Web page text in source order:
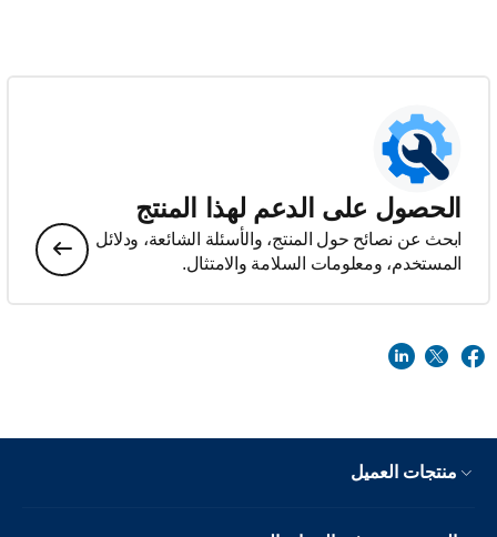
الحصول على الدعم لهذا المنتج
ابحث عن نصائح حول المنتج، والأسئلة الشائعة، ودلائل
المستخدم، ومعلومات السلامة والامتثال.
منتجات العميل